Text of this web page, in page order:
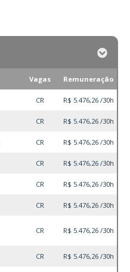
Vagas Remuneração
CR R$ 5.476,26 /30h
CR R$ 5.476,26 /30h
CR R$ 5.476,26 /30h
CR R$ 5.476,26 /30h
CR R$ 5.476,26 /30h
CR R$ 5.476,26 /30h
CR R$ 5.476,26 /30h
CR R$ 5.476,26 /30h